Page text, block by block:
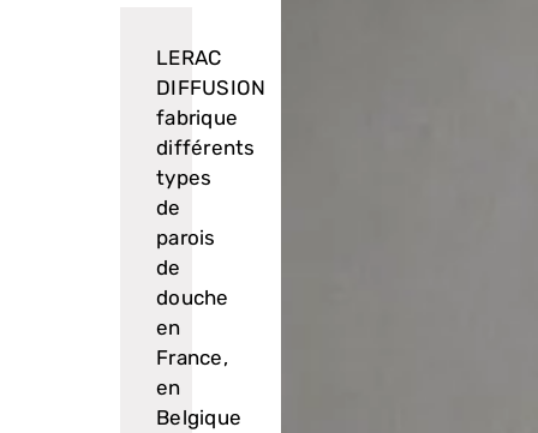
LERAC
DIFFUSION
fabrique
différents
types
de
parois
de
douche
en
France,
en
Belgique